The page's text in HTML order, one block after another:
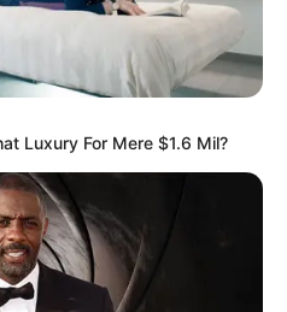
é indiciada por
que nunca aconteceram.
da restituição do IR paga
para 2,7 milhões de
Luxury For Mere $1.6 Mil?